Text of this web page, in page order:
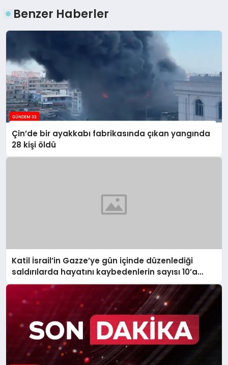
Benzer Haberler
Çin’de bir ayakkabı fabrikasında çıkan yangında
28 kişi öldü
Katil İsrail’in Gazze’ye gün içinde düzenlediği
saldırılarda hayatını kaybedenlerin sayısı 10’a
yükseldi